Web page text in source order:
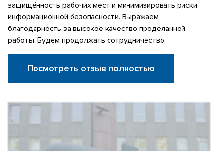
защищённость рабочих мест и минимизировать риски
информационной безопасности. Выражаем
благодарность за высокое качество проделанной
работы. Будем продолжать сотрудничество.
Посмотреть отзыв полностью